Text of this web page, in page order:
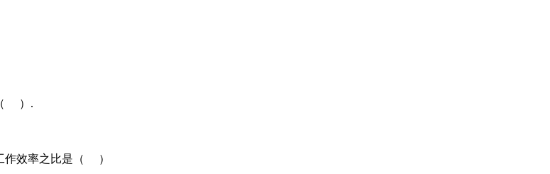
（ ）.
作效率之比是（ ）